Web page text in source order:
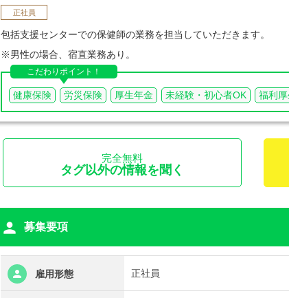
正社員
包括支援センターでの保健師の業務を担当していただきます。
※男性の場合、宿直業務あり。
こだわりポイント！
健康保険 労災保険 厚生年金 未経験・初心者OK 福利
完全無料
タグ以外の情報を聞く
person 募集要項
雇用形態 正社員